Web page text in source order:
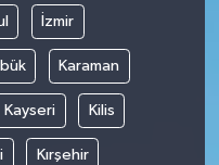
İzmir
Karaman
Kayseri Kilis
Kırşehir